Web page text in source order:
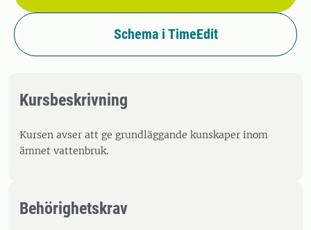
Schema i TimeEdit
Kursbeskrivning
Kursen avser att ge grundläggande kunskaper inom
ämnet vattenbruk.
Behörighetskrav